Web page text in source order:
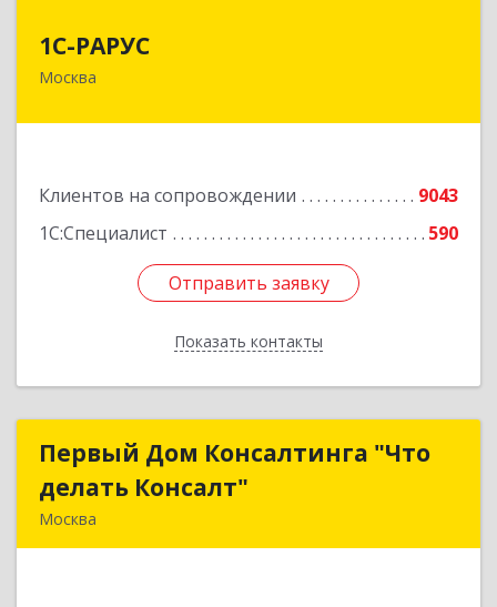
1С-РАРУС
Москва
Клиентов на сопровождении
9043
1С:Специалист
590
Отправить заявку
Показать контакты
127434, Москва г, Дмитровское ш, дом № 9Б
Отправить заявку
Назад
Первый Дом Консалтинга "Что
делать Консалт"
Москва
Первый Дом Консалтинга "Что